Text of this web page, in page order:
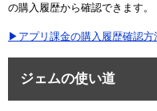
の購入履歴から確認できます。
▶アプリ課金の購入履歴確認方
ジェムの使い道